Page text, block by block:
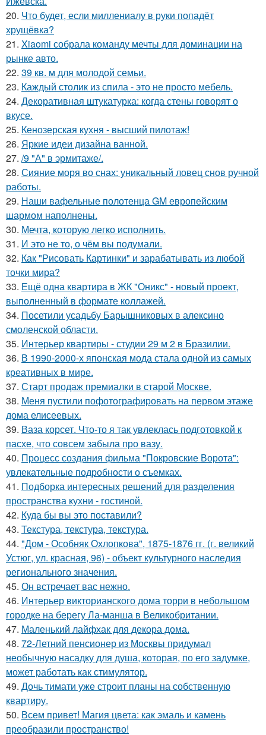
20. Что будет, если миллениалу в руки попадёт
хрущёвка?
21. Xiaomi собрала команду мечты для доминации на
рынке авто.
22. 39 кв. м для молодой семьи.
23. Каждый столик из спила - это не просто мебель.
24. Декоративная штукатурка: когда стены говорят о
вкусе.
25. Кенозерская кухня - высший пилотаж!
26. Яркие идеи дизайна ванной.
27. /9 "А" в эрмитаже/.
28. Сияние моря во снах: уникальный ловец снов ручной
работы.
29. Наши вафельные полотенца GM европейским
шармом наполнены.
30. Мечта, которую легко исполнить.
31. И это не то, о чём вы подумали.
32. Как "Рисовать Картинки" и зарабатывать из любой
точки мира?
33. Ещё одна квартира в ЖК "Оникс" - новый проект,
выполненный в формате коллажей.
34. Посетили усадьбу Барышниковых в алексино
смоленской области.
35. Интерьер квартиры - студии 29 м 2 в Бразилии.
36. В 1990-2000-х японская мода стала одной из самых
креативных в мире.
37. Старт продаж премиалки в старой Москве.
38. Меня пустили пофотографировать на первом этаже
дома елисеевых.
39. Ваза корсет. Что-то я так увлеклась подготовкой к
пасхе, что совсем забыла про вазу.
40. Процесс создания фильма "Покровские Ворота":
увлекательные подробности о съемках.
41. Подборка интересных решений для разделения
пространства кухни - гостиной.
42. Куда бы вы это поставили?
43. Текстура, текстура, текстура.
44. "Дом - Особняк Охлопкова", 1875-1876 гг. (г. великий
Устюг, ул. красная, 96) - объект культурного наследия
регионального значения.
45. Он встречает вас нежно.
46. Интерьер викторианского дома торри в небольшом
городке на берегу Ла-манша в Великобритании.
47. Маленький лайфхак для декора дома.
48. 72-Летний пенсионер из Москвы придумал
необычную насадку для душа, которая, по его задумке,
может работать как стимулятор.
49. Дочь тимати уже строит планы на собственную
квартиру.
50. Всем привет! Магия цвета: как эмаль и камень
преобразили пространство!